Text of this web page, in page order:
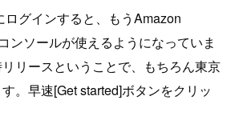
グインすると、もうAmazon
ンソールが使えるようになっていま
リースということで、もちろん東京
。早速[Get started]ボタンをクリッ